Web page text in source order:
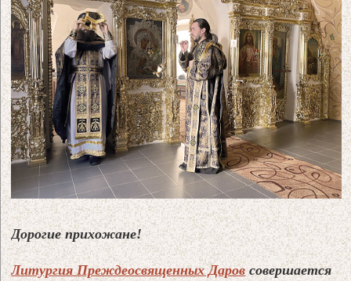
Дорогие прихожане!
Литургия Преждеосвященных Даровсовершается